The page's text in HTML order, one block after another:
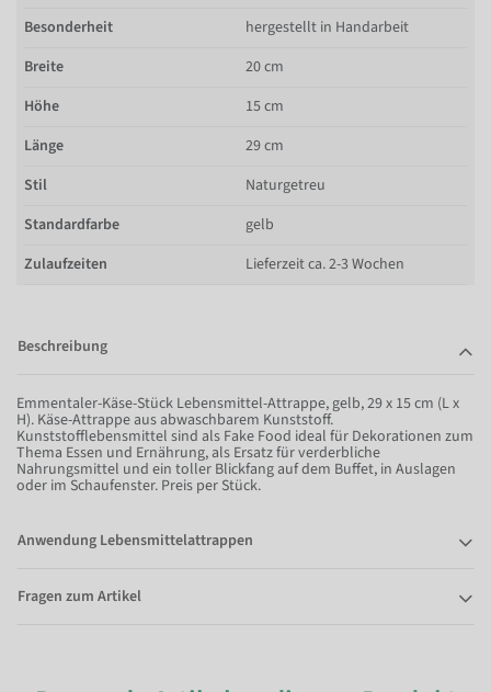
Besonderheit
hergestellt in Handarbeit
Breite
20 cm
Höhe
15 cm
Länge
29 cm
Stil
Naturgetreu
Standardfarbe
gelb
Zulaufzeiten
Lieferzeit ca. 2-3 Wochen
Beschreibung
Emmentaler-Käse-Stück Lebensmittel-Attrappe, gelb, 29 x 15 cm (L x
H). Käse-Attrappe aus abwaschbarem Kunststoff.
Kunststofflebensmittel sind als Fake Food ideal für Dekorationen zum
Thema Essen und Ernährung, als Ersatz für verderbliche
Nahrungsmittel und ein toller Blickfang auf dem Buffet, in Auslagen
oder im Schaufenster. Preis per Stück.
Anwendung Lebensmittelattrappen
Fragen zum Artikel